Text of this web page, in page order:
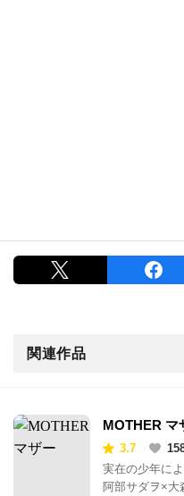
関連作品
MOTHER マ
3.7
実在の少年に
阿部サダヲ×大